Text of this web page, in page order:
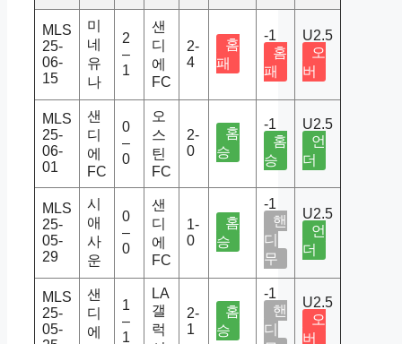
MLS
25-
06-
15
미
네
유
나
2
–
1
샌
디
에
FC
2-
4
홈
패
-1
홈
패
U2.5
오
버
MLS
25-
06-
01
샌
디
에
FC
0
–
0
오
스
틴
FC
2-
0
홈
승
-1
홈
승
U2.5
언
더
MLS
25-
05-
29
시
애
사
운
0
–
0
샌
디
에
FC
1-
0
홈
승
-1
핸
디
무
U2.5
언
더
MLS
25-
05-
샌
디
에
1
–
1
LA
갤
럭
2-
1
홈
승
-1
핸
디
U2.5
오
버